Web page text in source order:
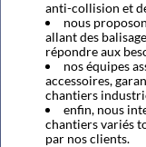
anti-collision et
nous
allant des
répondre aux
nos équipes
accessoires,
chantiers
enfin, nous
chantiers variés
par nos clients.